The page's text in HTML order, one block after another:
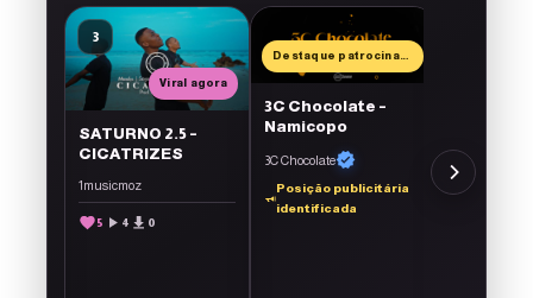
3
Viral agora
SATURNO 2.5 –
CICATRIZES
1musicmoz
5 4 0
Destaque patrocinado
3C Chocolate –
Namicopo
3C Chocolate
Posição publicitária
identificada